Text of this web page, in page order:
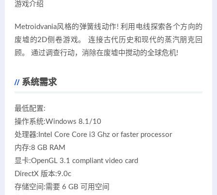
游戏介绍
Metroidvania风格的弹簧线动作! 利用电线探索各个方向的
废墟的2D侧卷游戏。 连接古代历史和现代的蒸汽朋克回
顾。 通过调查行动，消除在废墟中搅动的全球危机!
系统需求
最低配置:
操作系统:Windows 8.1/10
处理器:Intel Core Core i3 Ghz or faster processor
内存:8 GB RAM
显卡:OpenGL 3.1 compliant video card
DirectX 版本:9.0c
存储空间:需要 6 GB 可用空间